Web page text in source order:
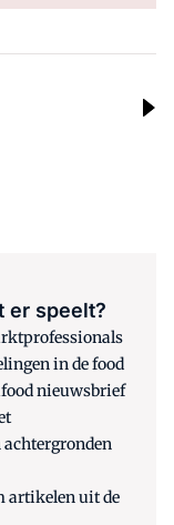
er speelt?
in de food
nieuwsbrief
artikelen uit de